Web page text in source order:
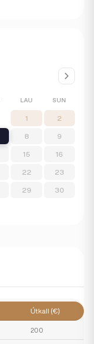
LAU SUN
1 2
8 9
15 16
22 23
29 30
Útkall (€)
200